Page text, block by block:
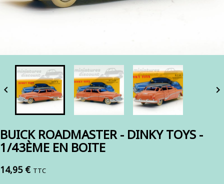
 
BUICK ROADMASTER - DINKY TOYS -
1/43ÈME EN BOITE
14,95 € TTC